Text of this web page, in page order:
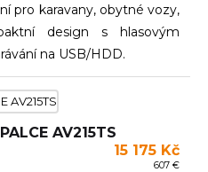
pro karavany, obytné vozy,
design s hlasovým
na USB/HDD.
AV215TS
15 175 Kč
607 €